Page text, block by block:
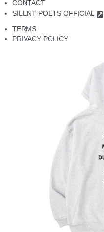
CONTACT
SILENT POETS OFFICIAL
TERMS
PRIVACY POLICY